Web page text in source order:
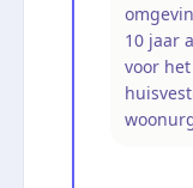
10 jaar
voor